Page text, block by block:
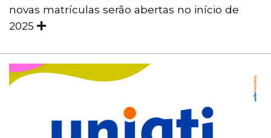
novas matrículas serão abertas no início de
2025